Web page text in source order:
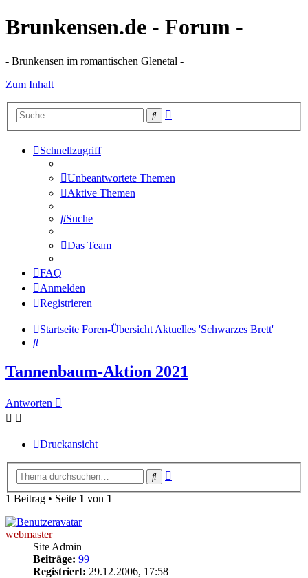
Brunkensen.de - Forum -
- Brunkensen im romantischen Glenetal -
Zum Inhalt
Suche
Schnellzugriff
Unbeantwortete Themen
Aktive Themen
Suche
Das Team
FAQ
Anmelden
Registrieren
Startseite Foren-ÜbersichtAktuelles 'Schwarzes Brett'
Suche
Tannenbaum-Aktion 2021
Antworten
Druckansicht
Suche
1 Beitrag • Seite 1 von 1
webmaster
Site Admin
Beiträge: 99
Registriert: 29.12.2006, 17:58